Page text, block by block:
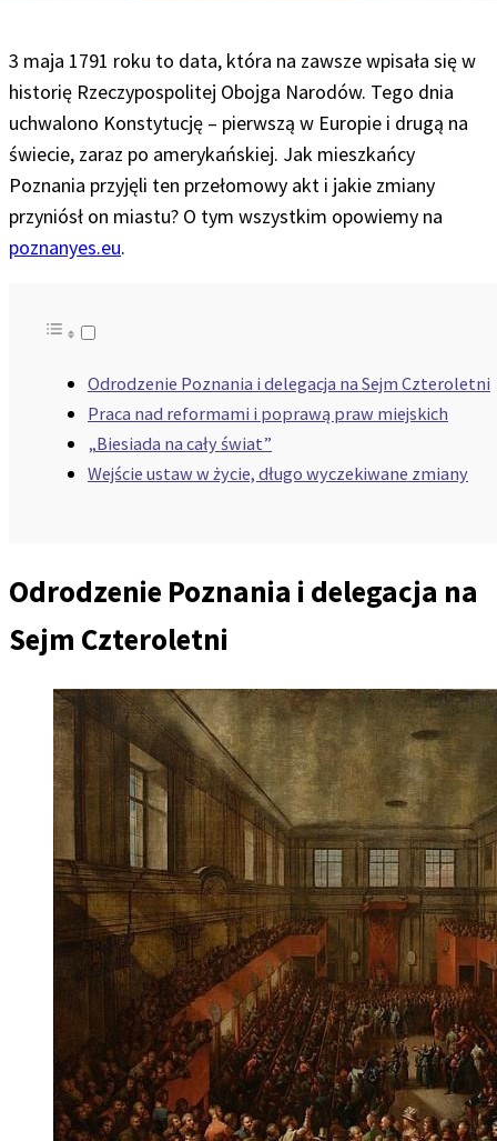
3 maja 1791 roku to data, która na zawsze wpisała się w
historię Rzeczypospolitej Obojga Narodów. Tego dnia
uchwalono Konstytucję – pierwszą w Europie i drugą na
świecie, zaraz po amerykańskiej. Jak mieszkańcy
Poznania przyjęli ten przełomowy akt i jakie zmiany
przyniósł on miastu? O tym wszystkim opowiemy na
poznanyes.eu.
Odrodzenie Poznania i delegacja na Sejm Czteroletni
Praca nad reformami i poprawą praw miejskich
„Biesiada na cały świat”
Wejście ustaw w życie, długo wyczekiwane zmiany
Odrodzenie Poznania i delegacja na
Sejm Czteroletni